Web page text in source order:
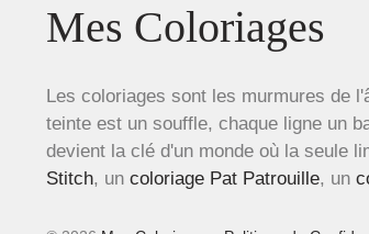
Mes Coloriages
Les coloriages sont les murmures de
teinte est un souffle, chaque ligne un
devient la clé d'un monde où la seule
Stitch, un coloriage Pat Patrouille, un